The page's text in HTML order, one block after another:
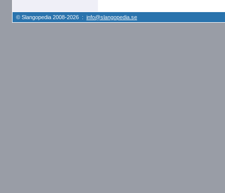
© Slangopedia 2008-2026 : info@slangopedia.se